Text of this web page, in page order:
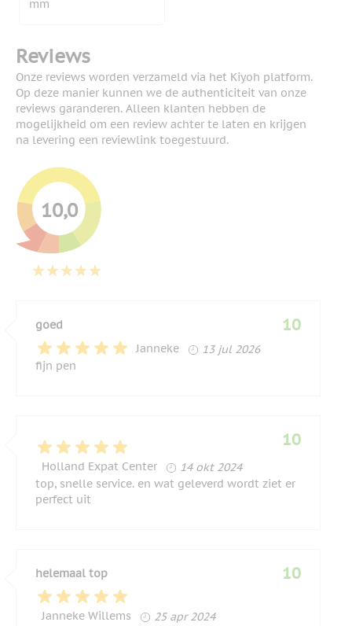
mm
Reviews
Onze reviews worden verzameld via het Kiyoh platform.
Op deze manier kunnen we de authenticiteit van onze
reviews garanderen. Alleen klanten hebben de
mogelijkheid om een review achter te laten en krijgen
na levering een reviewlink toegestuurd.
10,0
goed
Janneke
13 juli 2026
13 jul 2026
10
fijn pen
Holland Expat Center 14 oktober 2024
14 okt 2024
10
top, snelle service. en wat geleverd wordt ziet er
perfect uit
helemaal top
Janneke Willems 25 april 2024
25 apr 2024
10